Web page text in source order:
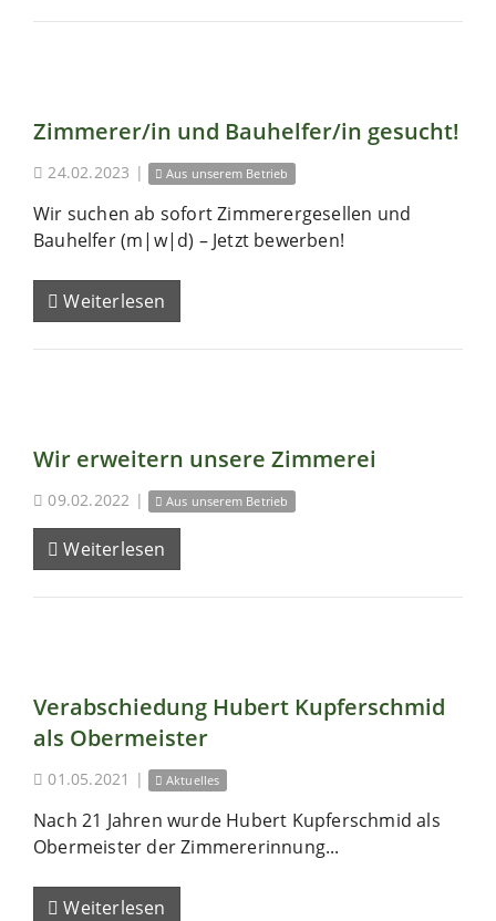
Zimmerer/in und Bauhelfer/in gesucht!
24.02.2023 | Aus unserem Betrieb
Wir suchen ab sofort Zimmerergesellen und
Bauhelfer (m|w|d) – Jetzt bewerben!
Weiterlesen
Wir erweitern unsere Zimmerei
09.02.2022 | Aus unserem Betrieb
Weiterlesen
Verabschiedung Hubert Kupferschmid
als Obermeister
01.05.2021 | Aktuelles
Nach 21 Jahren wurde Hubert Kupferschmid als
Obermeister der Zimmererinnung...
Weiterlesen